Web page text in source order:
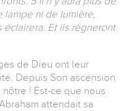
lampe ni de lumière,
Et ils régneront
de Dieu ont leur
Depuis Son ascension
! Est-ce que nous
attendait sa